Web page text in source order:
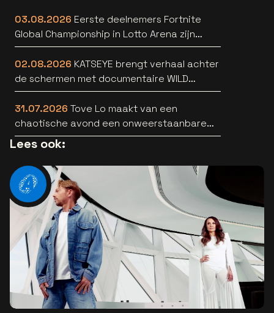
03.08.2026 Eerste deelnemers Fortnite
Global Championship in Lotto Arena zijn
bekend
02.08.2026 KATSEYE brengt verhaal achter
de schermen met documentaire WILD
HEARTS [trailer]
31.07.2026 Tove Lo maakt van een
chaotische avond een onweerstaanbare
popsong
Lees ook: